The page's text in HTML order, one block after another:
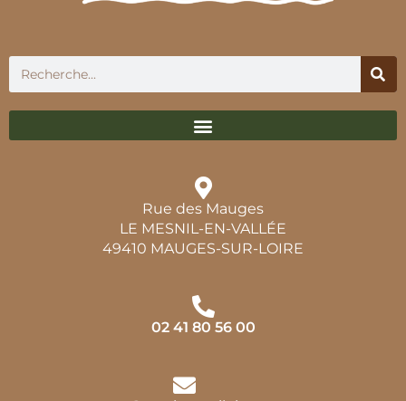
Rue des Mauges
LE MESNIL-EN-VALLÉE
49410 MAUGES-SUR-LOIRE
02 41 80 56 00